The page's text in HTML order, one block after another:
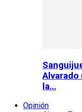
la…
Opinión